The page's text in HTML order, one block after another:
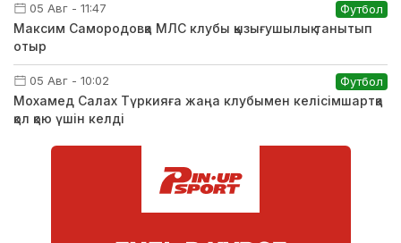
05 Авг - 11:47 Футбол
Максим Самородовқа МЛС клубы қызығушылық танытып
отыр
05 Авг - 10:02 Футбол
Мохамед Салах Түркияға жаңа клубымен келісімшартқа
қол қою үшін келді